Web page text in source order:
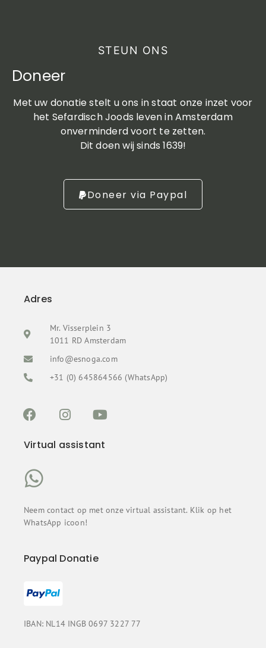
STEUN ONS
Doneer
Met uw donatie stelt u ons in staat onze inzet voor
het Sefardisch Joods leven in Amsterdam
onverminderd voort te zetten.
Dit doen wij sinds 1639!
Doneer via Paypal
Adres
Mr. Visserplein 3
1011 RD Amsterdam
info@esnoga.com
+31 (0) 645864566 (WhatsApp)
Virtual assistant
Neem contact op met onze virtual assistant. Klik op het
WhatsApp icoon!
Paypal Donatie
IBAN: NL14 INGB 0697 3227 77